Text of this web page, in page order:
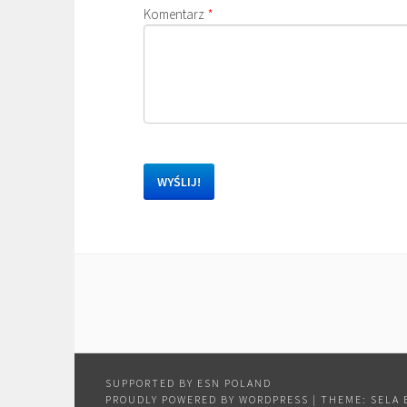
Komentarz *
PROUDLY POWERED BY WORDPRESS | THEME: SELA